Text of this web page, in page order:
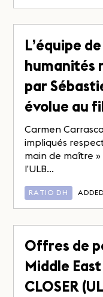
L’équipe
humanités
par
évolue au
Carmen
impliqués
main de maître
l’ULB...
RATIO DH
Offres de
Middle
CLOSER